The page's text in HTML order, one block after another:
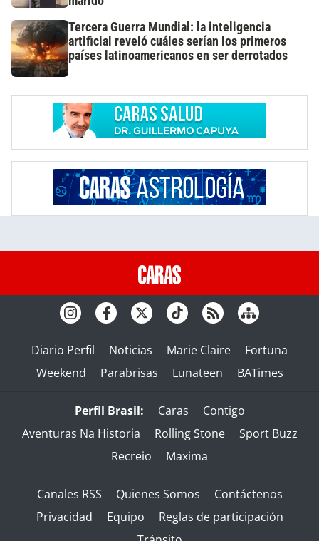
Tercera Guerra Mundial: la inteligencia
artificial reveló cuáles serían los primeros
países latinoamericanos en ser derrotados
Diario Perfil Noticias Marie Claire
Fortuna
Weekend
Parabrisas Lunateen BATimes
Perfil Brasil: Caras
Contigo
Aventuras Na Historia
Rolling Stone
Sport Buzz
Recreio
Maxima
Canales RSS Quienes Somos
Contáctenos
Privacidad
Equipo
Reglas de participación